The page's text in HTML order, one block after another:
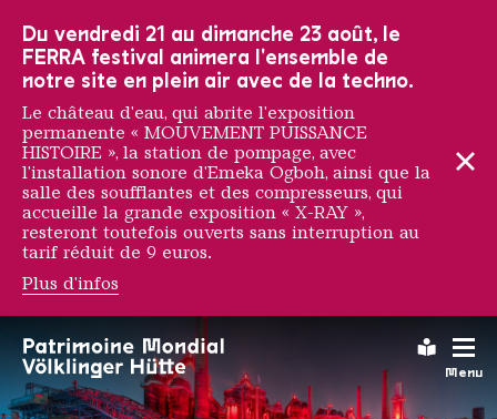
Menu
Wanderlust Social Club
La Völklinger Hütte
Du vendredi 21 au dimanche 23 août, le
FERRA festival animera l'ensemble de
notre site en plein air avec de la techno.
Le château d'eau, qui abrite l'exposition
permanente « MOUVEMENT PUISSANCE
HISTOIRE », la station de pompage, avec
l'installation sonore d'Emeka Ogboh, ainsi que la
salle des soufflantes et des compresseurs, qui
accueille la grande exposition « X-RAY »,
resteront toutefois ouverts sans interruption au
tarif réduit de 9 euros.
Plus d'infos